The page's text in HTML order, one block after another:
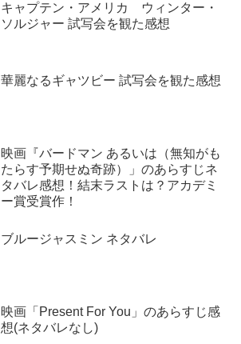
キャプテン・アメリカ ウィンター・
ソルジャー 試写会を観た感想
華麗なるギャツビー 試写会を観た感想
映画『バードマン あるいは（無知がも
たらす予期せぬ奇跡）」のあらすじネ
タバレ感想！結末ラストは？アカデミ
ー賞受賞作！
ブルージャスミン ネタバレ
映画「Present For You」のあらすじ感
想(ネタバレなし)